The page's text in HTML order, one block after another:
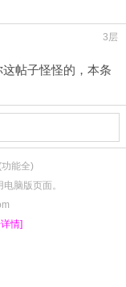
3层
帖子怪怪的，本条
能全)
脑版页面。
情]